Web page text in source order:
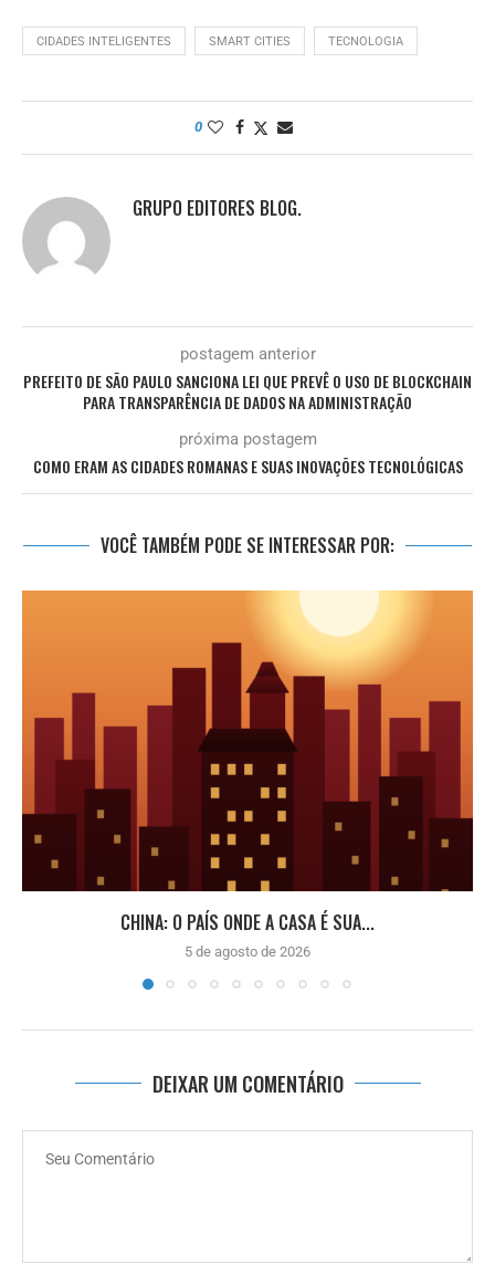
CIDADES INTELIGENTES SMART CITIES TECNOLOGIA
0
GRUPO EDITORES BLOG.
postagem anterior
PREFEITO DE SÃO PAULO SANCIONA LEI QUE PREVÊ O USO DE BLOCKCHAIN
PARA TRANSPARÊNCIA DE DADOS NA ADMINISTRAÇÃO
próxima postagem
COMO ERAM AS CIDADES ROMANAS E SUAS INOVAÇÕES TECNOLÓGICAS
VOCÊ TAMBÉM PODE SE INTERESSAR POR:
CHINA: O PAÍS ONDE A CASA É SUA...
5 de agosto de 2026
DEIXAR UM COMENTÁRIO